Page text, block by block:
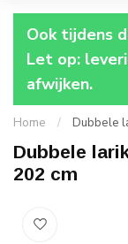
Ook tijdens
Let op:
afwijken.
Home / Dubbele
Dubbele
202 cm